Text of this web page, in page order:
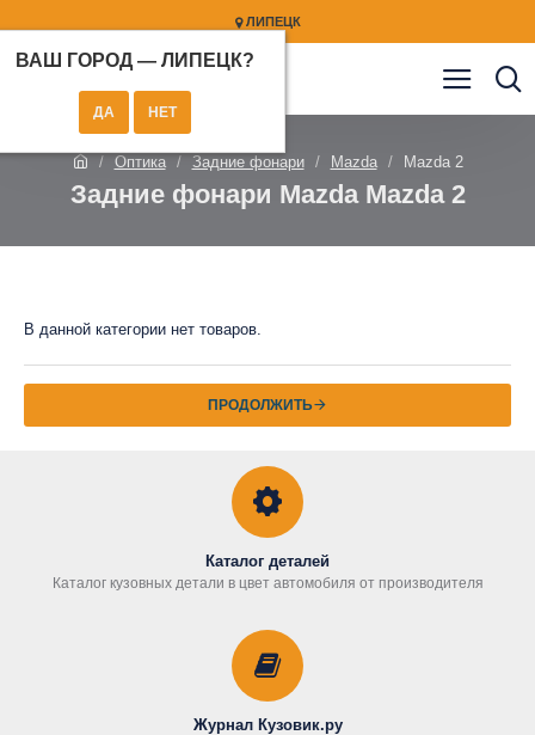
ЛИПЕЦК
ВАШ ГОРОД — ЛИПЕЦК?
Оптика Задние фонари Mazda Mazda 2
Задние фонари Mazda Mazda 2
В данной категории нет товаров.
ПРОДОЛЖИТЬ
Каталог деталей
Каталог кузовных детали в цвет автомобиля от производителя
Журнал Кузовик.ру